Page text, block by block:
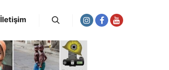
İletişim